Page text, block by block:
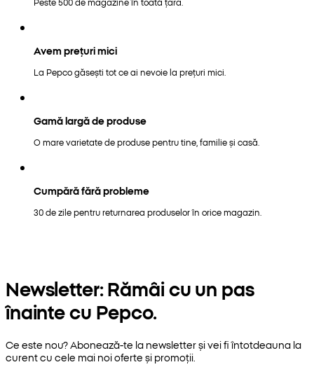
Avem prețuri mici
La Pepco găsești tot ce ai nevoie la prețuri mici.
Gamă largă de produse
O mare varietate de produse pentru tine, familie și casă.
Cumpără fără probleme
30 de zile pentru returnarea produselor în orice magazin.
Newsletter: Rămâi cu un pas
înainte cu Pepco.
Ce este nou? Abonează-te la newsletter și vei fi întotdeauna la
curent cu cele mai noi oferte și promoții.